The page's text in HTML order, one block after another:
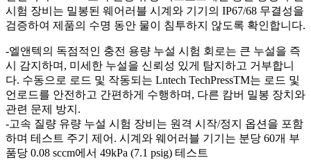
시험 장비는 밀봉된 웨어러블 시계와 기기의 IP67/68 무결성을
검증하여 제품의 수명 동안 물이 침투하지 않도록 확인합니다.
-엘앤텍의 독점적인 충전 용량 누설 시험 회로는 큰 누설을 즉
시 감지하며, 미세한 누설을 신뢰성 있게 탐지하고 거부합니
다. 수동으로 로드 및 작동되는 Lntech TechPressTM는 로드 및
언로드를 안전하고 간편하게 수행하며, 다른 캄버 밀봉 장치와
관련 문제 방지.
-고속 질량 유량 누설 시험 장비는 원격 시작/정지 옵션을 포함
하며 테스트 주기 제어. 시계와 웨어러블 기기는 분당 60개 부
품당 0.08 sccm에서 49kPa (7.1 psig) 테스트